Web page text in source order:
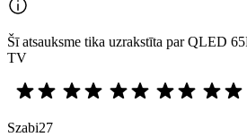
Šī atsauksme tika uzrakstīta par QLED
TV
Szabi27